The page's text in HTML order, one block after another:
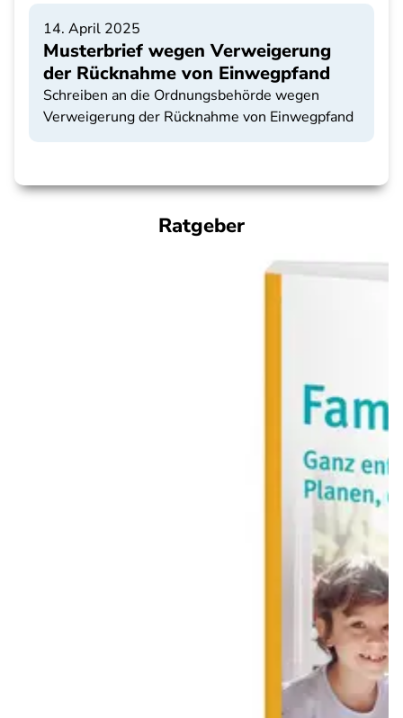
14. April 2025
Musterbrief wegen Verweigerung
der Rücknahme von Einwegpfand
Schreiben an die Ordnungsbehörde wegen
Verweigerung der Rücknahme von Einwegpfand
Ratgeber